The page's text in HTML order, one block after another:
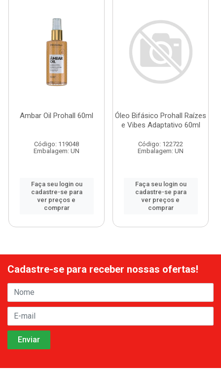
Ambar Oil Prohall 60ml
Código: 119048
Embalagem: UN
Faça seu login ou
cadastre-se para
ver preços e
comprar
Óleo Bifásico Prohall Raízes
e Vibes Adaptativo 60ml
Código: 122722
Embalagem: UN
Faça seu login ou
cadastre-se para
ver preços e
comprar
Cadastre-se para receber nossas ofertas!